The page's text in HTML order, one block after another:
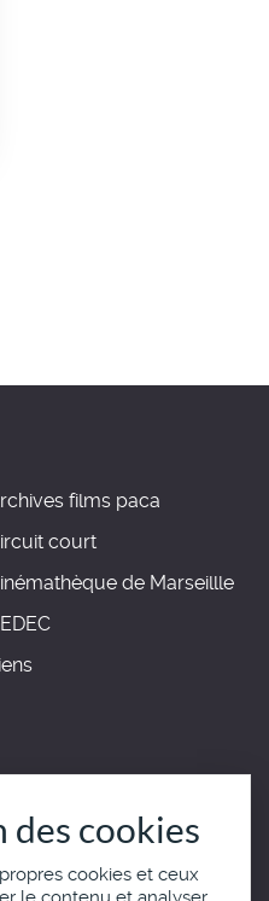
films paca
court
de Marseillle
cookies
cookies et ceux